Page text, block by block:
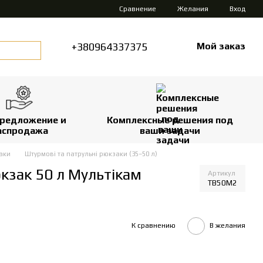
Сравнение Желания Вход
+380964337375 Мой заказ
и
Комплексные решения под
ваши задачи
Штурмові та патрульні рюкзаки (35–50 л)
50 л Мультікам Артикул
TB50М2
К сравнению В желания